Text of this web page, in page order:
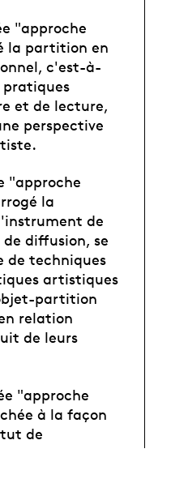
"approche
la partition en
c'est-à-
pratiques
et de lecture,
perspective
"approche
la
de
diffusion, se
de techniques
artistiques
partition
relation
de leurs
"approche
à la façon
de